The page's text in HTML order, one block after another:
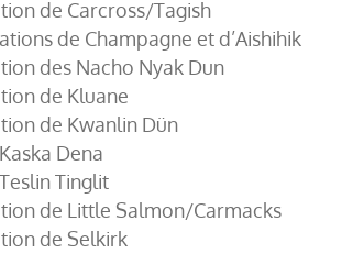
de Carcross/Tagish
de Champagne et d’Aishihik
des Nacho Nyak Dun
de Kluane
de Kwanlin Dün
Dena
Tinglit
de Little Salmon/Carmacks
de Selkirk